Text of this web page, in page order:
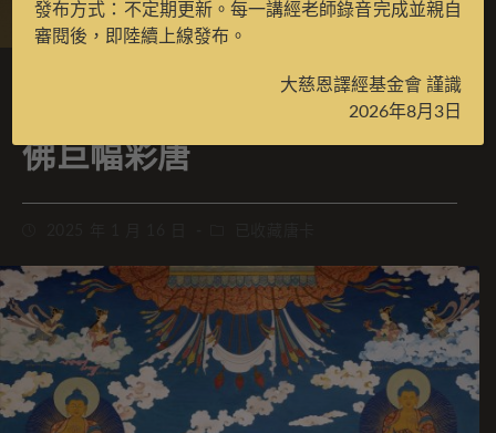
五方佛暨三十五佛之無量壽
佛巨幅彩唐
發布方式：不定期更新。每一講經老師錄音完成並親自
審閱後，即陸續上線發布。
大慈恩譯經基金會 謹識
2026年8月3日